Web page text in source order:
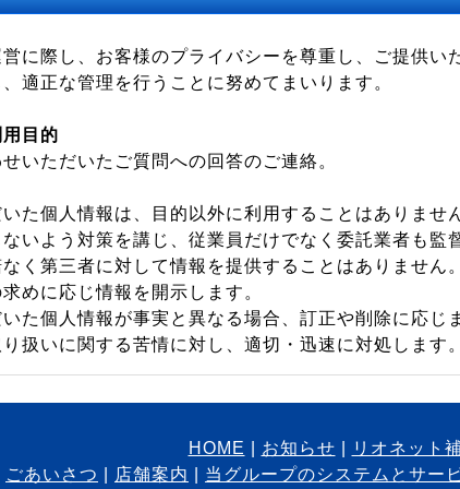
に際し、お客様のプライバシーを尊重し、ご提供い
適正な管理を行うことに努めてまいります。
目的
せいただいたご質問への回答のご連絡。
た個人情報は、目的以外に利用することはありませ
いよう対策を講じ、従業員だけでなく委託業者も監
く第三者に対して情報を提供することはありません。
めに応じ情報を開示します。
た個人情報が事実と異なる場合、訂正や削除に応じ
扱いに関する苦情に対し、適切・迅速に対処します。
HOME お知らせ
リオネット
ごあいさつ
店舗案内 当グループのシステムとサー